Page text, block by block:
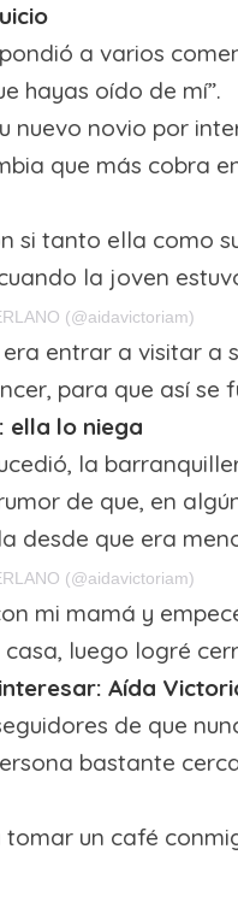
a varios
hayas oído de mí”.
nuevo novio por
que más cobra
si tanto ella como
la joven
(@aidavictoriam)
entrar a visitar
para que así se
ella lo niega
la
de que, en
desde que era
(@aidavictoriam)
mi mamá y
luego logré
Aída
de que
bastante
un café